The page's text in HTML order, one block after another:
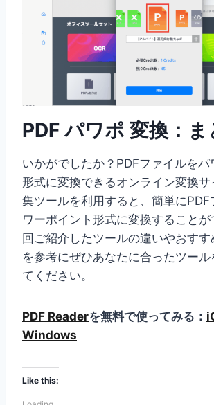
PDF パワポ 変換：ま
いかがでしたか？PDFファイルをパ
形式に変換できるオンライン変換サ
集ツールを利用すると、簡単にPDF
ワーポイント形式に変換すること
回ご紹介したツールの違いやおすす
を参考にぜひあなたに合ったツー
てください。
PDF Readerを無料で使ってみる：
Windows
Like this: